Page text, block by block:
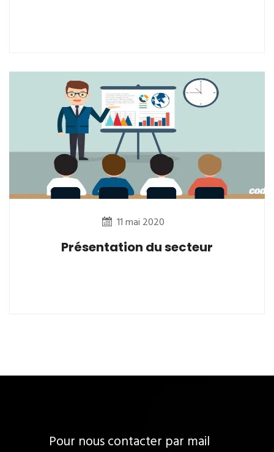
11 mai 2020
Présentation du secteur
Pour nous contacter par mail